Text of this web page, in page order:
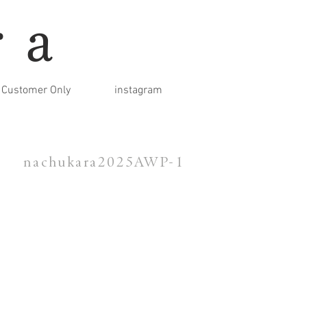
Customer Only instagram
nachukara2025AWP-1